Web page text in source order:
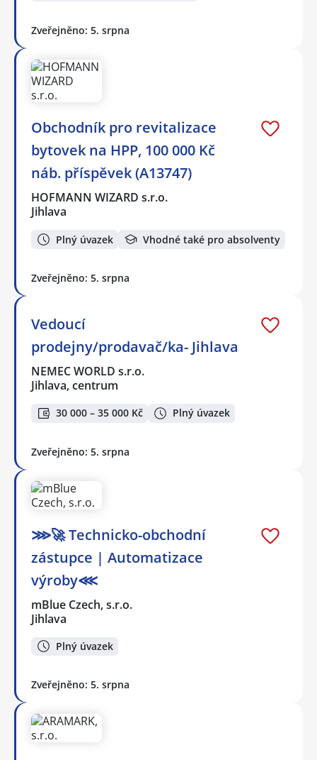
Zveřejněno: 5. srpna
Obchodník pro revitalizace
bytovek na HPP, 100 000 Kč
náb. příspěvek (A13747)
HOFMANN WIZARD s.r.o.
Jihlava
Plný úvazek Vhodné také pro absolventy
Zveřejněno: 5. srpna
Vedoucí
prodejny/prodavač/ka- Jihlava
NEMEC WORLD s.r.o.
Jihlava, centrum
30 000 – 35 000 Kč Plný úvazek
Zveřejněno: 5. srpna
⋙🚀 Technicko-obchodní
zástupce | Automatizace
výroby⋘
mBlue Czech, s.r.o.
Jihlava
Plný úvazek
Zveřejněno: 5. srpna